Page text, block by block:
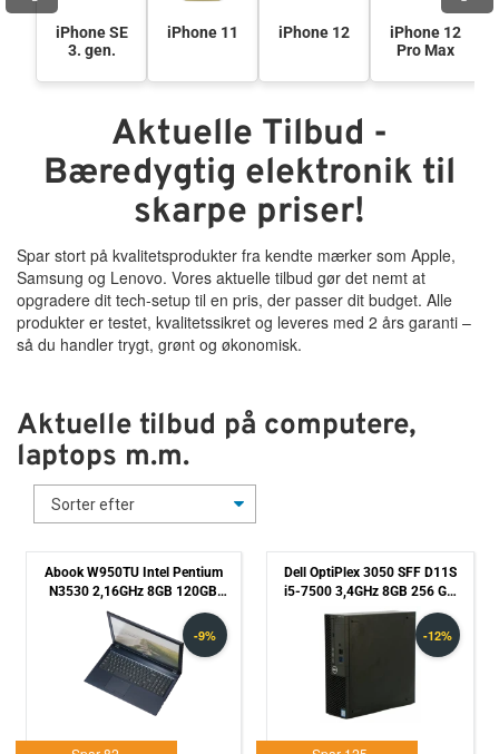
Tilbehør
Reparationer og RMA
>>BACK-2-SCHOOL<<
Log ind
iPhone SE
3. gen.
iPhone 11 iPhone 12
iPhone 12
Pro Max
Aktuelle Tilbud -
Bæredygtig elektronik til
skarpe priser!
Spar stort på kvalitetsprodukter fra kendte mærker som Apple,
Samsung og Lenovo. Vores aktuelle tilbud gør det nemt at
opgradere dit tech-setup til en pris, der passer dit budget. Alle
produkter er testet, kvalitetssikret og leveres med 2 års garanti –
så du handler trygt, grønt og økonomisk.
Aktuelle tilbud på computere,
laptops m.m.
Abook W950TU Intel Pentium
N3530 2,16GHz 8GB 120GB
SSD - Batteri Defekt - Grade C
Dell OptiPlex 3050 SFF D11S
i5-7500 3,4GHz 8GB 256 GB
SSD Win10 Pro - Grade B